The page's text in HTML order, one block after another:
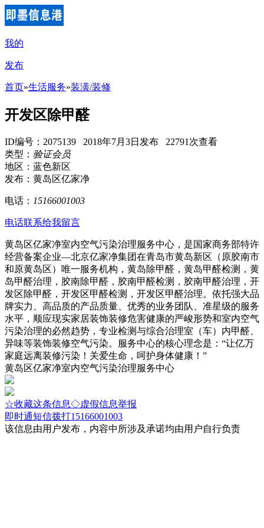
我的
发布
首页»生活服务»装潢/装修
开发区除甲醛
ID编号：2075139 2018年7月3日发布 22791次查看
类型： 验证会员
地区：蓝色新区
发布：黄岛区亿家净
电话： 15166001003
电话联系给我留言
黄岛区亿家净室内空气污染治理服务中心，是国家商务部特许
经营备案企业—北京亿家净集团在青岛市黄岛新区（原胶南市
和原黄岛区）唯一服务机构，黄岛除甲醛，黄岛甲醛检测，黄
岛甲醛治理，胶南除甲醛，胶南甲醛检测，胶南甲醛治理，开
发区除甲醛，开发区甲醛检测，开发区甲醛治理。依托强大品
牌实力、高品质的产品质量、优秀的业务团队、准星级的服务
水平，顺应现实家居装饰装修危害健康的严峻形势和室内空气
污染治理的必然趋势，专业检测与综合治理室（车）内甲醛、
异味等装饰装修空气污染。服务中心的核心理念是：“让亿万
家庭远离装修污染！关爱生命，呵护身体健康！”
黄岛区亿家净室内空气污染治理服务中心
☆收藏这条信息◇虚假信息举报
即时通短信拨打15166001003
该信息由用户发布，内容中所涉及承诺均由用户自行负责